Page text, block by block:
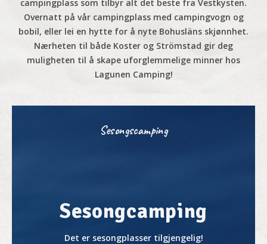
campingplass som tilbyr alt det beste fra Vestkysten.
Overnatt på vår campingplass med campingvogn og
bobil, eller lei en hytte for å nyte Bohusläns skjønnhet.
Nærheten til både Koster og Strömstad gir deg
muligheten til å skape uforglemmelige minner hos
Lagunen Camping!
Sesongscamping
Sesongcamping
Det er sesongplasser tilgjengelig!